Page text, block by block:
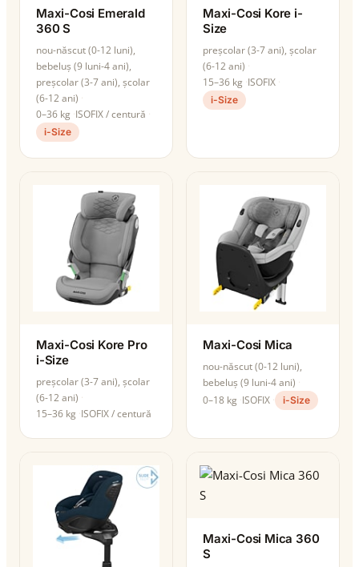
Maxi-Cosi Emerald
360 S
nou-născut (0-12 luni),
bebeluș (9 luni-4 ani),
preșcolar (3-7 ani), școlar
(6-12 ani)
0–36 kg ISOFIX / centură
i-Size
Maxi-Cosi Kore i-
Size
preșcolar (3-7 ani), școlar
(6-12 ani)
15–36 kg ISOFIX
i-Size
Maxi-Cosi Kore Pro
i-Size
preșcolar (3-7 ani), școlar
(6-12 ani)
15–36 kg ISOFIX / centură
Maxi-Cosi Mica
nou-născut (0-12 luni),
bebeluș (9 luni-4 ani)
0–18 kg ISOFIX i-Size
Maxi-Cosi Mica 360
S